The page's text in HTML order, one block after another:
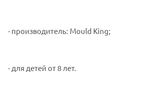
- производитель: Mould King;
- для детей от 8 лет.